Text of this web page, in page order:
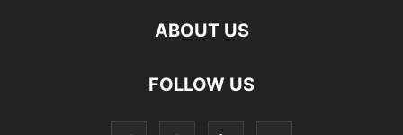
ABOUT US
FOLLOW US